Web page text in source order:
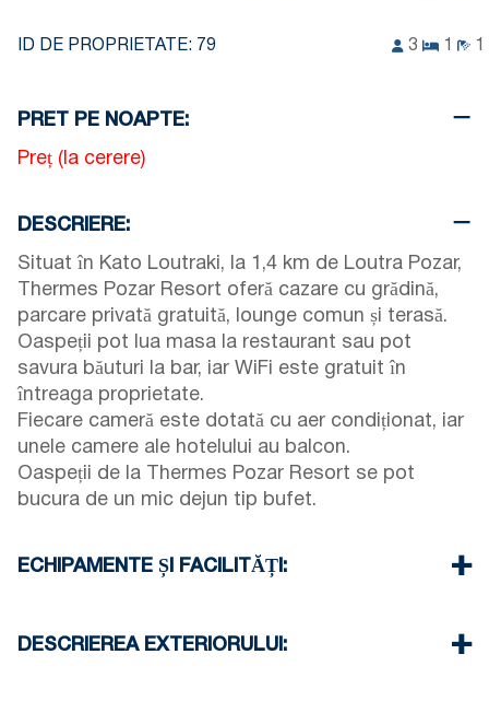
ID DE PROPRIETATE: 79 3 1 1
PRET PE NOAPTE:
Preț (la cerere)
DESCRIERE:
Situat în Kato Loutraki, la 1,4 km de Loutra Pozar,
Thermes Pozar Resort oferă cazare cu grădină,
parcare privată gratuită, lounge comun și terasă.
Oaspeții pot lua masa la restaurant sau pot
savura băuturi la bar, iar WiFi este gratuit în
întreaga proprietate.
Fiecare cameră este dotată cu aer condiționat, iar
unele camere ale hotelului au balcon.
Oaspeții de la Thermes Pozar Resort se pot
bucura de un mic dejun tip bufet.
ECHIPAMENTE ȘI FACILITĂȚI:
Aer condiționat
DESCRIEREA EXTERIORULUI: